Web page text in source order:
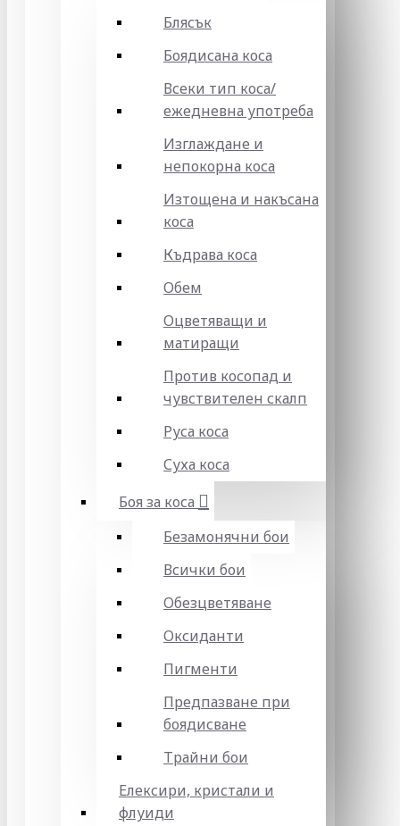
Блясък
Боядисана коса
Всеки тип коса/
ежедневна употреба
Изглаждане и
непокорна коса
Изтощена и накъсана
коса
Къдрава коса
Обем
Оцветяващи и
матиращи
Против косопад и
чувствителен скалп
Руса коса
Суха коса
Боя за коса
Безамонячни бои
Всички бои
Обезцветяване
Оксиданти
Пигменти
Предпазване при
боядисване
Трайни бои
Елексири, кристали и
флуиди